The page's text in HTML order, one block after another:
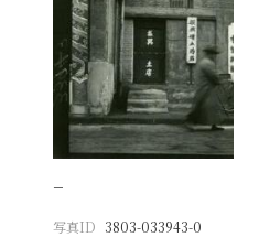
−
写真ID 3803-033943-0